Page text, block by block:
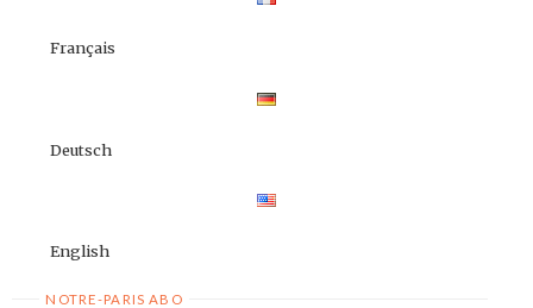
Français
Deutsch
English
NOTRE-PARIS ABO